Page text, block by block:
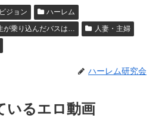
ジョン
ハーレム
が乗り込んだバスは…
人妻・主婦
ハーレム研究会
いるエロ動画